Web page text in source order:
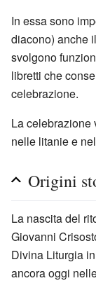
In essa sono
diacono) anche
svolgono
libretti che
celebrazione.
La celebrazione
nelle litanie e
Origini
La nascita del
Giovanni
Divina Liturgia
ancora oggi